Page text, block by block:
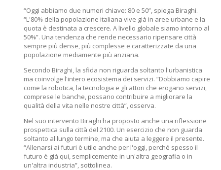
“Oggi abbiamo due numeri chiave: 80 e 50”, spiega Biraghi.
“L'80% della popolazione italiana vive già in aree urbane e la
quota è destinata a crescere. A livello globale siamo intorno al
50%”. Una tendenza che rende necessario ripensare città
sempre più dense, più complesse e caratterizzate da una
popolazione mediamente più anziana.
Secondo Biraghi, la sfida non riguarda soltanto l'urbanistica
ma coinvolge l'intero ecosistema dei servizi. “Dobbiamo capire
come la robotica, la tecnologia e gli attori che erogano servizi,
comprese le banche, possano contribuire a migliorare la
qualità della vita nelle nostre città”, osserva.
Nel suo intervento Biraghi ha proposto anche una riflessione
prospettica sulla città del 2100. Un esercizio che non guarda
soltanto al lungo termine, ma che aiuta a leggere il presente.
“Allenarsi ai futuri è utile anche per l'oggi, perché spesso il
futuro è già qui, semplicemente in un'altra geografia o in
un'altra industria”, sottolinea.